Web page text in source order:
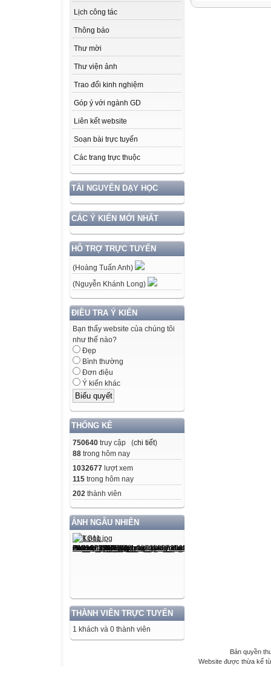
Lịch công tác
Thông báo
Thư mời
Thư viện ảnh
Trao đổi kinh nghiệm
Góp ý với ngành GD
Liên kết website
Soạn bài trực tuyến
Các trang trực thuộc
TÀI NGUYÊN DẠY HỌC
CÁC Ý KIẾN MỚI NHẤT
HỖ TRỢ TRỰC TUYẾN
(Hoàng Tuấn Anh)
(Nguyễn Khánh Long)
ĐIỀU TRA Ý KIẾN
Bạn thấy website của chúng tôi
như thế nào?
Đẹp
Bình thường
Đơn điệu
Ý kiến khác
THỐNG KÊ
750640 truy cập (chi tiết)
88 trong hôm nay
1032677 lượt xem
115 trong hôm nay
202 thành viên
ẢNH NGẪU NHIÊN
THÀNH VIÊN TRỰC TUYẾN
1 khách và 0 thành viên
Bản quyền
Website được thừa kế